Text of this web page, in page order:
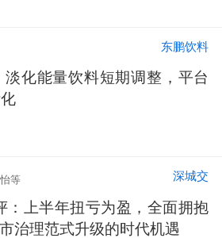
东鹏饮料
化能量饮料短期调整，平台
等 深城交
：上半年扭亏为盈，全面拥抱
治理范式升级的时代机遇